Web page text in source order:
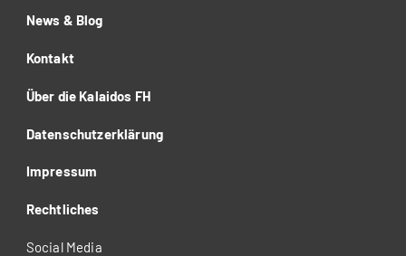
News & Blog
Kontakt
Über die Kalaidos FH
Datenschutzerklärung
Impressum
Rechtliches
Social Media